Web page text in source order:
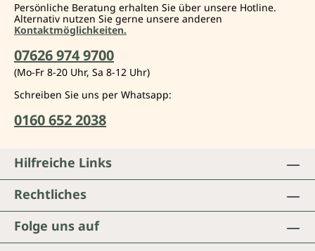
Persönliche Beratung erhalten Sie über unsere Hotline.
Alternativ nutzen Sie gerne unsere anderen
Kontaktmöglichkeiten.
07626 974 9700
(Mo-Fr 8-20 Uhr, Sa 8-12 Uhr)
Schreiben Sie uns per Whatsapp:
0160 652 2038
Folge uns auf
Hilfreiche Links
Rechtliches